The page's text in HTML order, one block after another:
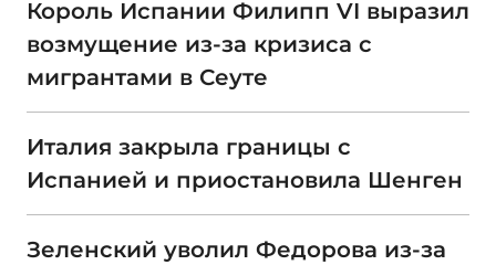
Король Испании Филипп VI выразил
возмущение из-за кризиса с
мигрантами в Сеуте
Италия закрыла границы с
Испанией и приостановила Шенген
Зеленский уволил Федорова из-за